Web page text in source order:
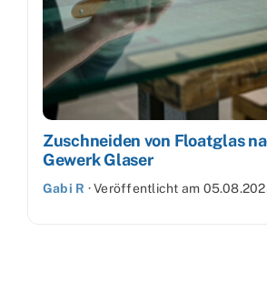
Zuschneiden von Floatglas
Gewerk Glaser
Gabi R ·Veröffentlicht am